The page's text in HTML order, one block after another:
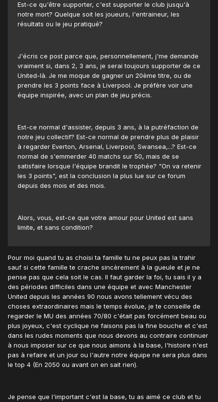
Est-ce qu'être supporter, c'est supporter le club jusqu'à
notre mort? Quelque soit les joueurs, l'entraineur, les
résultats ou le jeu pratiqué?
J'écris ce post parce que, personnellement, j'me demande
vraiment si, dans 2, 3 ans, je serai toujours supporter de ce
United-là. Je me moque de gagner un 20ème titre, ou de
prendre les 3 points face à Liverpool. Je préfère voir une
équipe inspirée, avec un plan de jeu précis.
Est-ce normal d'assister, depuis 3 ans, à la putréfaction de
notre jeu collectif? Est-ce normal de prendre plus de plaisir
à regarder Everton, Arsenal, Liverpool, Swansea,...? Est-ce
normal de s'emmerder 40 matchs sur 50, mais de se
satisfaire lorsque l'équipe brandit le trophée? "On va retenir
les 3 points", est la conclusion la plus lue sur ce forum
depuis des mois et des mois.
Alors, vous, est-ce que votre amour pour United est sans
limite, et sans condition?
Pour moi quand tu as choisi ta famille tu ne peux pas la trahir
sauf si cette famille te crache sincèrement à la gueule et je ne
pense pas que cela soit le cas. Il faut garder la foi, tu sais il y a
des périodes difficiles dans une équipe et avec Manchester
United depuis les années 90 nous avons tellement vécu des
choses extraordinaires mais le temps évolue, je te conseille de
regarder le MU des années 70/80 c'était pas forcément beau ou
plus joyeux, c'est cyclique ne faisons pas la fine bouche et c'est
dans les rudes moments que nous devons au contraire continuer
à nous imposer sur ce que nous aimons à la base, l'histoire n'est
pas à refaire et un jour ou l'autre notre équipe ne sera plus dans
le top 4 (En 2050 ou avant on en sait rien).
Je pense que l'important c'est la base, tu as aimé ce club et tu